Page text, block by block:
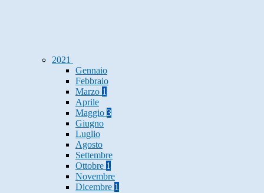
2021
Gennaio
Febbraio
Marzo 1
Aprile
Maggio 3
Giugno
Luglio
Agosto
Settembre
Ottobre 1
Novembre
Dicembre 1